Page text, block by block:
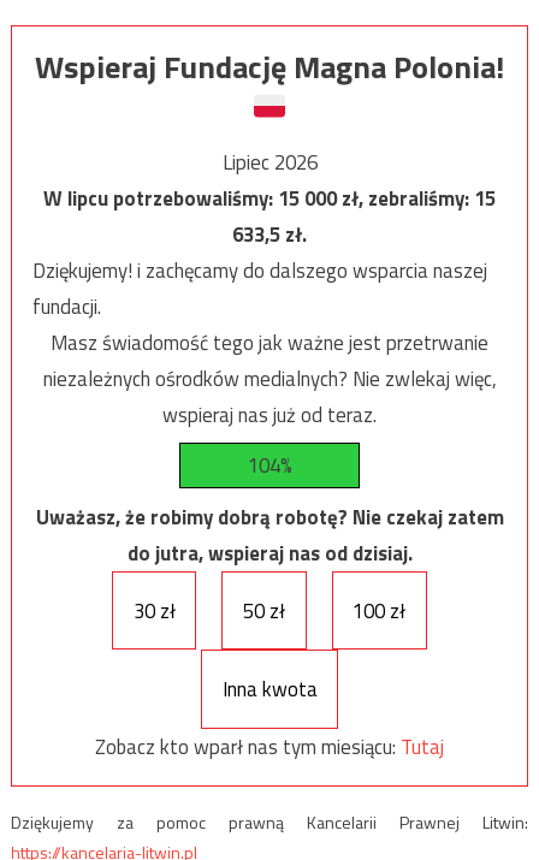
Wspieraj Fundację Magna Polonia!
Lipiec 2026
W lipcu potrzebowaliśmy:15 000zł, zebraliśmy:15
633,5zł.
Dziękujemy! i zachęcamy do dalszego wsparcia naszej
fundacji.
Masz świadomość tego jak ważne jest przetrwanie
niezależnych ośrodków medialnych? Nie zwlekaj więc,
wspieraj nas już od teraz.
104%
Uważasz, że robimy dobrą robotę? Nie czekaj zatem
do jutra, wspieraj nas od dzisiaj.
30 zł
50 zł 100 zł
Inna kwota
Zobacz kto wparł nas tym miesiącu: Tutaj
Dziękujemy za pomoc prawną Kancelarii Prawnej Litwin:
https://kancelaria-litwin.pl